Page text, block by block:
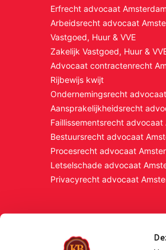
Erfrecht advocaat Amsterdam
Arbeidsrecht advocaat
Vastgoed, Huur & VVE
Zakelijk Vastgoed, Huur &
Advocaat contractenrecht
Rijbewijs kwijt
Ondernemingsrecht
Aansprakelijkheidsrecht
Faillissementsrecht advocaat
Bestuursrecht advocaat
Procesrecht advocaat
Letselschade advocaat
Privacyrecht advocaat